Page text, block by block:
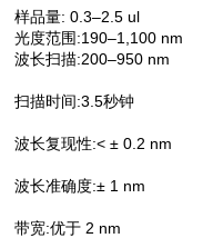
样品量: 0.3–2.5 ul
光度范围 :190–1,100 nm
波长扫描:200–950 nm
扫描时间:3.5秒钟
波长复现性:< ± 0.2 nm
波长准确度:± 1 nm
带宽:优于 2 nm